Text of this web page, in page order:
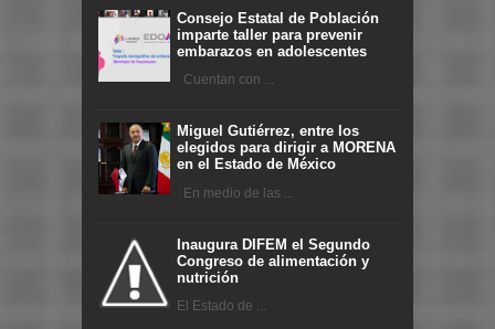
Consejo Estatal de Población
imparte taller para prevenir
embarazos en adolescentes
Cuentan con ...
Miguel Gutiérrez, entre los
elegidos para dirigir a MORENA
en el Estado de México
En medio de las ...
Inaugura DIFEM el Segundo
Congreso de alimentación y
nutrición
El Estado de ...